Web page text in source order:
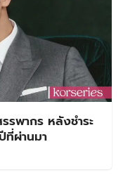
รพากร หลังชำระ
ที่ผ่านมา